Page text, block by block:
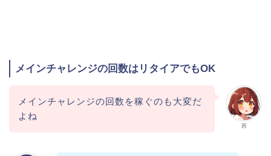
メインチャレンジの回数はリタイアでもOK
茜
メインチャレンジの回数を稼ぐのも大変だ
よね